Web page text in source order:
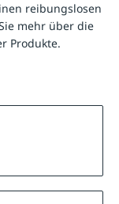
reibungslosen
mehr über die
Produkte.